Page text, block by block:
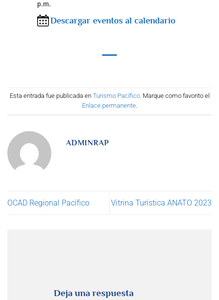
p.m.
Descargar eventos al calendario
Esta entrada fue publicada en Turismo Pacífico. Marque como favorito el
Enlace permanente.
ADMINRAP
OCAD Regional Pacífico Vitrina Turística ANATO 2023
Deja una respuesta